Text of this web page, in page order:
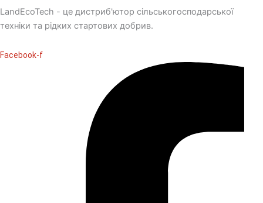
LandEcoTech - це дистриб'ютор сільськогосподарської
техніки та рідких стартових добрив.
Facebook-f